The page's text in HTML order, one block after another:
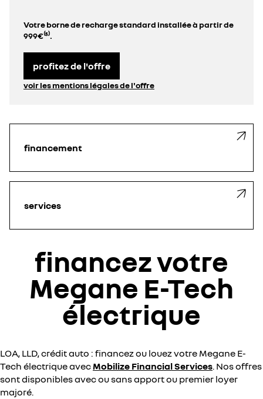
Votre borne de recharge standard installée à partir de
999€⁽⁵⁾.
profitez de l'offre
voir les mentions légales de l'offre
financement
services
financez votre
Megane E-Tech
électrique
LOA, LLD, crédit auto : financez ou louez votre Megane E-
Tech électrique avecMobilize Financial Services. Nos offres
sont disponibles avec ou sans apport ou premier loyer
majoré.